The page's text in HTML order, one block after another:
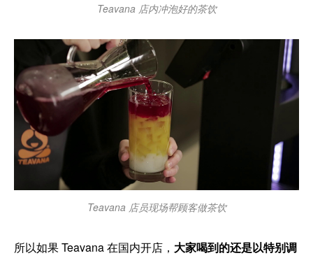
Teavana 店内冲泡好的茶饮
Teavana 店员现场帮顾客做茶饮
所以如果 Teavana 在国内开店， 大家喝到的还是以特别调